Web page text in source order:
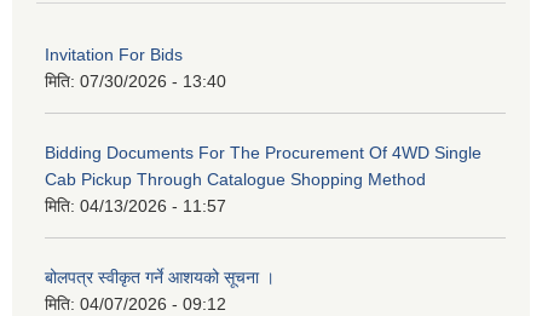
Invitation For Bids
मिति: 07/30/2026 - 13:40
Bidding Documents For The Procurement Of 4WD Single
Cab Pickup Through Catalogue Shopping Method
मिति: 04/13/2026 - 11:57
बोलपत्र स्वीकृत गर्ने आशयको सूचना ।
मिति: 04/07/2026 - 09:12